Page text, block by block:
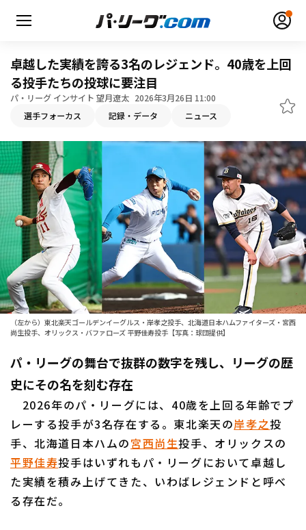
無料アカウント登録 ログイン
HOME
動画
日程・結果
順位表･成績
1軍公式戦
ファーム東地区
ファーム西地区
交流戦
選手名鑑
選手名鑑トップ
北海道日本ハムファイターズ
東北楽天ゴールデンイーグルス
埼玉西武ライオンズ
千葉ロッテマリーンズ
オリックス・バファローズ
ニュース
設定
卓越した実績を誇る3名のレジェンド。40歳を上回
る投手たちの投球に要注目
パ・リーグ インサイト 望月遼太 2026年3月26日 11:00
選手フォーカス 記録・データ ニュース
（左から）東北楽天ゴールデンイーグルス・岸孝之投手、北海道日本ハムファイターズ・宮西
尚生投手、オリックス・バファローズ 平野佳寿投手【写真：球団提供】
パ・リーグの舞台で抜群の数字を残し、リーグの歴
史にその名を刻む存在
2026年のパ・リーグには、40歳を上回る年齢でプ
レーする投手が3名存在する。東北楽天の岸孝之投
手、北海道日本ハムの宮西尚生投手、オリックスの
平野佳寿投手はいずれもパ・リーグにおいて卓越し
た実績を積み上げてきた、いわばレジェンドと呼べ
る存在だ。